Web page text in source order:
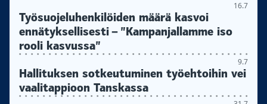
16.7
Työsuojeluhenkilöiden määrä kasvoi
ennätyksellisesti – ”Kampanjallamme iso
rooli kasvussa”
9.7
Hallituksen sotkeutuminen työehtoihin vei
vaalitappioon Tanskassa